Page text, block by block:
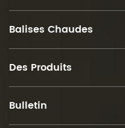
Balises Chaudes
Des Produits
Bulletin